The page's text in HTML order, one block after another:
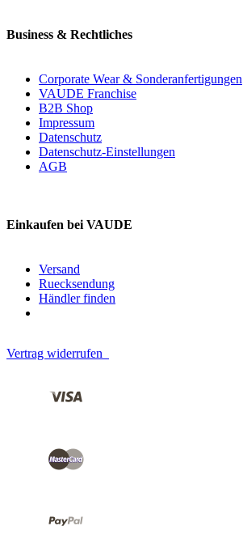
Business & Rechtliches
Corporate Wear & Sonderanfertigungen
VAUDE Franchise
B2B Shop
Impressum
Datenschutz
Datenschutz-Einstellungen
AGB
Einkaufen bei VAUDE
Versand
Ruecksendung
Händler finden
Vertrag widerrufen